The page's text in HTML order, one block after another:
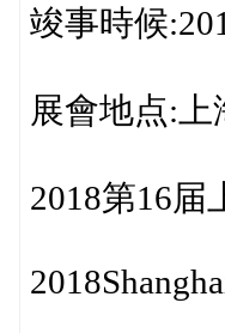
竣事時候
展會地点:
2018第16